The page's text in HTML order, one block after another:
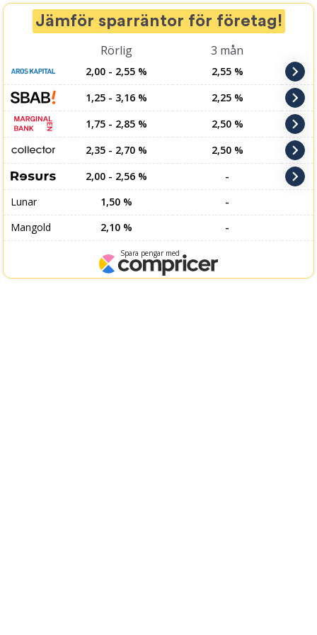
Jämför sparräntor för företag!
Rörlig 3 mån
2,00 - 2,55 %
2,55 %
1,25 - 3,16 %
2,25 %
1,75 - 2,85 %
2,50 %
2,35 - 2,70 %
2,50 %
2,00 - 2,56 %
-
Lunar
1,50 %
-
Mangold
2,10 % -
Spara pengar med